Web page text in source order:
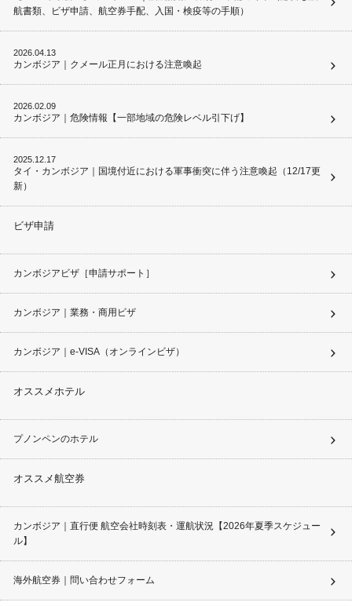
航書類、ビザ申請、航空券手配、入国・検疫等の手順）
2026.04.13
カンボジア｜クメール正月における注意喚起
2026.02.09
カンボジア｜危険情報【一部地域の危険レベル引下げ】
2025.12.17
タイ・カンボジア｜国境付近における軍事衝突に伴う注意喚起（12/17更
新）
ビザ申請
カンボジアビザ［申請サポート］
カンボジア｜業務・商用ビザ
カンボジア｜e-VISA（オンラインビザ）
オススメホテル
プノンペンのホテル
オススメ航空券
カンボジア｜直行便 航空会社時刻表・運航状況【2026年夏季スケジュー
ル】
海外航空券｜問い合わせフォーム